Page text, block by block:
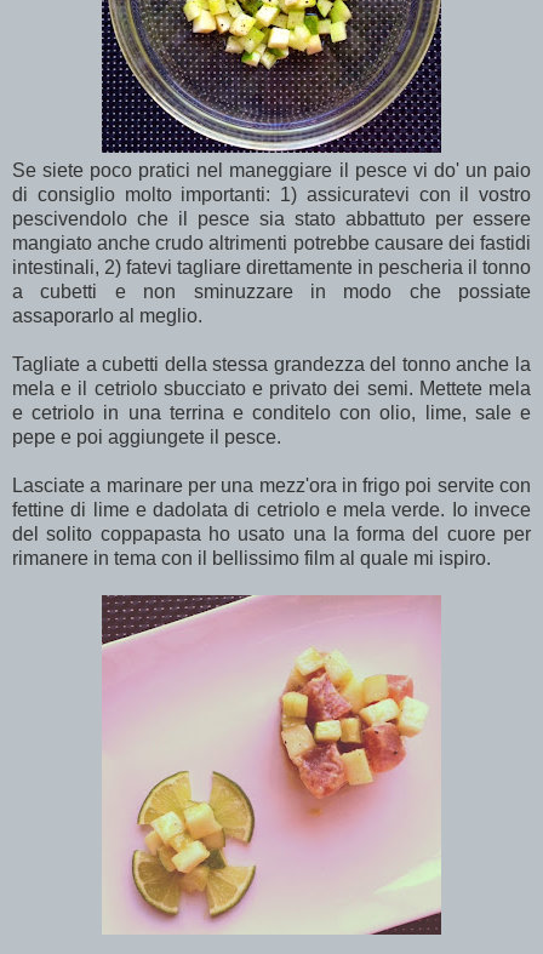
Se siete poco pratici nel maneggiare il pesce vi do' un paio
di consiglio molto importanti: 1) assicuratevi con il vostro
pescivendolo che il pesce sia stato abbattuto per essere
mangiato anche crudo altrimenti potrebbe causare dei fastidi
intestinali, 2) fatevi tagliare direttamente in pescheria il tonno
a cubetti e non sminuzzare in modo che possiate
assaporarlo al meglio.
Tagliate a cubetti della stessa grandezza del tonno anche la
mela e il cetriolo sbucciato e privato dei semi. Mettete mela
e cetriolo in una terrina e conditelo con olio, lime, sale e
pepe e poi aggiungete il pesce.
Lasciate a marinare per una mezz'ora in frigo poi servite con
fettine di lime e dadolata di cetriolo e mela verde. Io invece
del solito coppapasta ho usato una la forma del cuore per
rimanere in tema con il bellissimo film al quale mi ispiro.